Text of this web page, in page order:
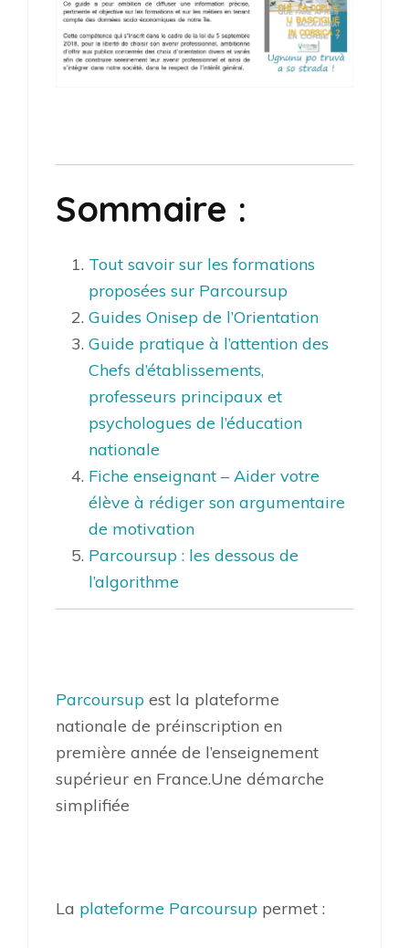
Sommaire :
Tout savoir sur les formations
proposées sur Parcoursup
Guides Onisep de l’Orientation
Guide pratique à l’attention des
Chefs d’établissements,
professeurs principaux et
psychologues de l’éducation
nationale
Fiche enseignant – Aider votre
élève à rédiger son argumentaire
de motivation
Parcoursup : les dessous de
l’algorithme
Parcoursup est la plateforme
nationale de préinscription en
première année de l’enseignement
supérieur en France.Une démarche
simplifiée
La plateforme Parcoursup permet :